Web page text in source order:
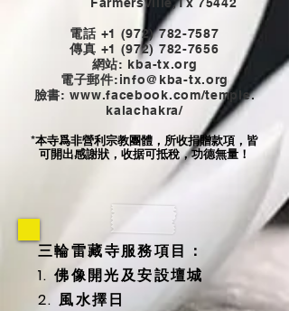
電話 +1 (972) 782-7587
傳真 +1 (972) 782-7656
網站: kba-tx.org
電子郵件:info@kba-tx.org
臉書: www.facebook.com/temple.
kalachakra/
*本寺爲非營利宗教團體，所收捐贈款項，皆
可開出感謝狀，收据可抵稅，功德無量！
三輪雷藏寺服務項目：
1. 佛像開光及安設壇城
2. 風水擇日